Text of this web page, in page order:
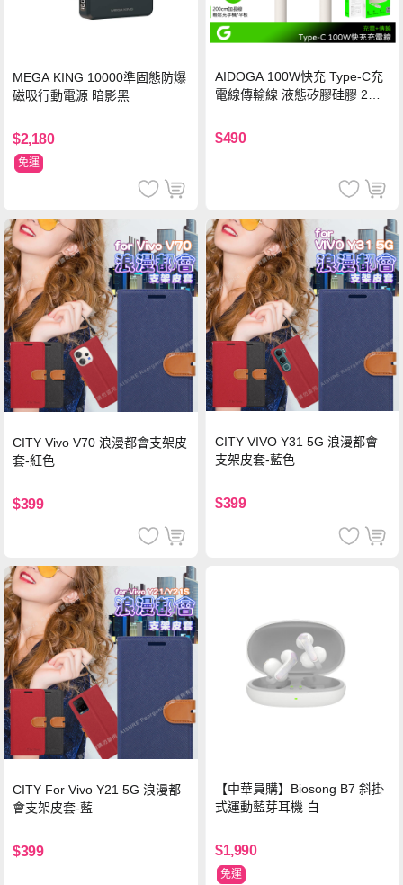
MEGA KING 10000準固態防爆
磁吸行動電源 暗影黑
$2,180
免運
AIDOGA 100W快充 Type-C充
電線傳輸線 液態矽膠硅膠 2M
$490
CITY Vivo V70 浪漫都會支架皮
套-紅色
$399
CITY VIVO Y31 5G 浪漫都會
支架皮套-藍色
$399
CITY For Vivo Y21 5G 浪漫都
會支架皮套-藍
$399
【中華員購】Biosong B7 斜掛
式運動藍芽耳機 白
$1,990
免運